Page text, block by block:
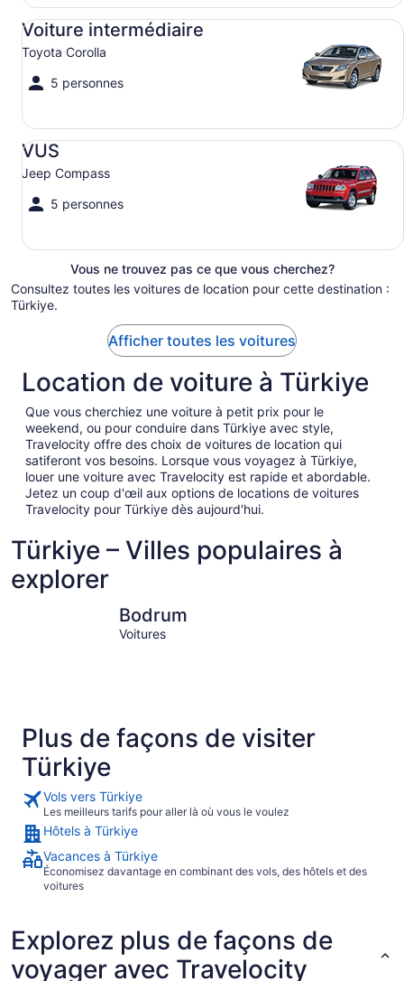
Voiture intermédiaire
Toyota Corolla
5 personnes
Voiture intermédiaire Toyota Corolla
VUS
Jeep Compass
5 personnes
VUS Jeep Compass
Vous ne trouvez pas ce que vous cherchez?
Consultez toutes les voitures de location pour cette destination :
Türkiye.
Afficher toutes les voitures
Location de voiture à Türkiye
Que vous cherchiez une voiture à petit prix pour le
weekend, ou pour conduire dans Türkiye avec style,
Travelocity offre des choix de voitures de location qui
satiferont vos besoins. Lorsque vous voyagez à Türkiye,
louer une voiture avec Travelocity est rapide et abordable.
Jetez un coup d'œil aux options de locations de voitures
Travelocity pour Türkiye dès aujourd'hui.
Türkiye – Villes populaires à
explorer
Bodrum
Voitures
Plus de façons de visiter
Türkiye
Vols vers Türkiye
Les meilleurs tarifs pour aller là où vous le voulez
Hôtels à Türkiye
Vacances à Türkiye
Économisez davantage en combinant des vols, des hôtels et des
voitures
Explorez plus de façons de
voyager avec Travelocity